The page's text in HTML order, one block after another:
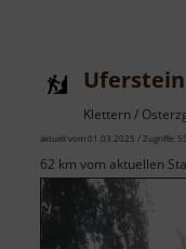
Uferstein
Klettern /
aktuell vom 01.03.2025 / Zugriffe:
62 km vom aktuellen